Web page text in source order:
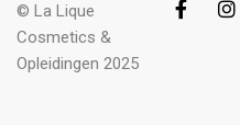
© La Lique
Cosmetics &
Opleidingen 2025